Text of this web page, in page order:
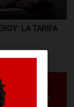
LA TARIFA